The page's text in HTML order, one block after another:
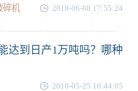
碎机 2018-06-08 17:55:24
达到日产1万吨吗？哪种
2018-05-25 16:44:05